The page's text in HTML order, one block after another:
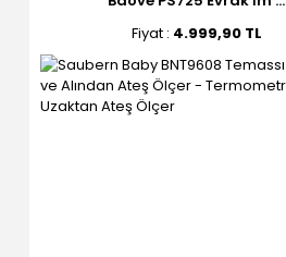
Fiyat : 4.999,90 TL